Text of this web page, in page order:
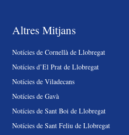
Altres Mitjans
Notícies de Cornellà de Llobregat
Notícies d’El Prat de Llobregat
Notícies de Viladecans
Notícies de Gavà
Notícies de Sant Boi de Llobregat
Notícies de Sant Feliu de Llobregat